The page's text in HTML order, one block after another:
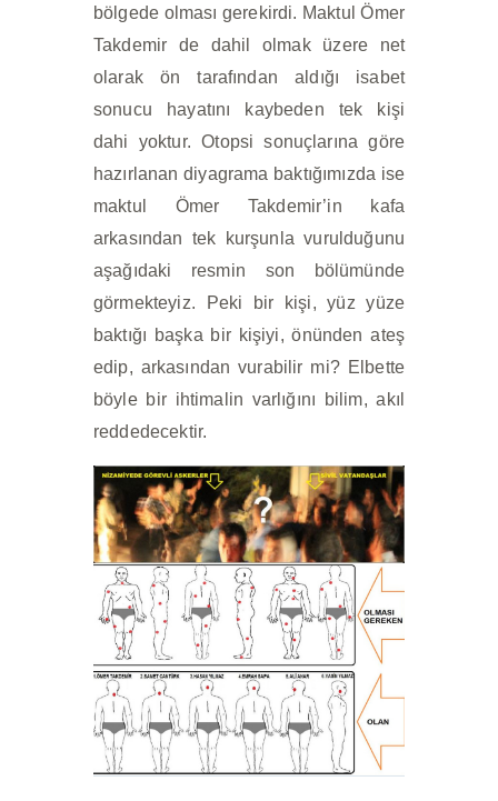
bölgede olması gerekirdi. Maktul Ömer
Takdemir de dahil olmak üzere net
olarak ön tarafından aldığı isabet
sonucu hayatını kaybeden tek kişi
dahi yoktur. Otopsi sonuçlarına göre
hazırlanan diyagrama baktığımızda ise
maktul Ömer Takdemir’in kafa
arkasından tek kurşunla vurulduğunu
aşağıdaki resmin son bölümünde
görmekteyiz. Peki bir kişi, yüz yüze
baktığı başka bir kişiyi, önünden ateş
edip, arkasından vurabilir mi? Elbette
böyle bir ihtimalin varlığını bilim, akıl
reddedecektir.